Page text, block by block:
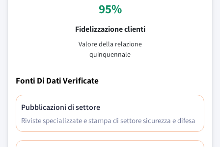
95%
Fidelizzazione clienti
Valore della relazione
quinquennale
Fonti Di Dati Verificate
Pubblicazioni di settore
Riviste specializzate e stampa di settore sicurezza e difesa